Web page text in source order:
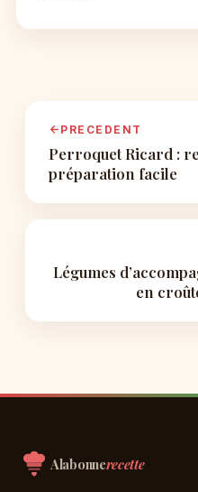
PRECEDENT
Perroquet Ricard :
préparation facile
Légumes
en
contenu
Alabonnerecette